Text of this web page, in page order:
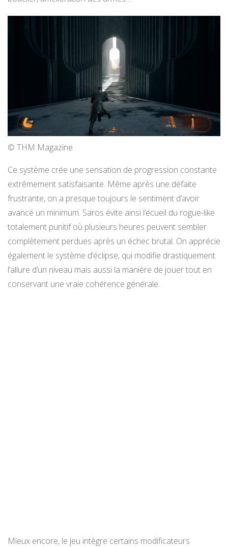
© THM Magazine
Ce système crée une sensation de progression constante
extrêmement satisfaisante. Même après une défaite
frustrante, on a presque toujours le sentiment d’avoir
avancé un minimum. Saros évite ainsi l’écueil du rogue-like
totalement punitif où plusieurs heures peuvent sembler
complètement perdues après un échec brutal. On apprécie
également le système d’éclipse, qui modifie drastiquement
l’allure d’un niveau mais aussi la manière de jouer tout en
conservant une vraie cohérence générale.
Mieux encore, le jeu intègre certains modificateurs